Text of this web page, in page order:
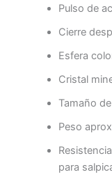
Pulso de
Cierre
Esfera
Cristal
Tamaño
Peso
para